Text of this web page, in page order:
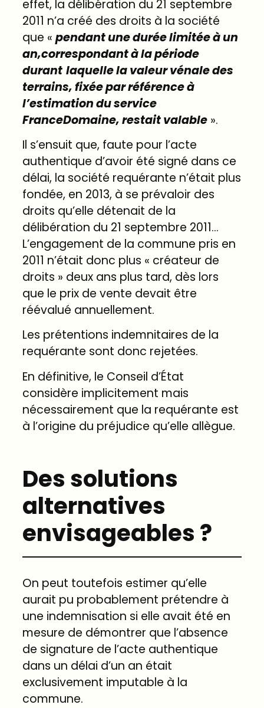
effet, la délibération du 21 septembre
2011 n’a créé des droits à la société
que «pendantuneduréelimitéeàun
an,correspondantàlapériode
durant laquellelavaleurvénaledes
terrains,fixéeparréférenceà
l’estimationduservice
FranceDomaine,restaitvalable ».
Il s’ensuit que, faute pour l’acte
authentique d’avoir été signé dans ce
délai, la société requérante n’était plus
fondée, en 2013, à se prévaloir des
droits qu’elle détenait de la
délibération du 21 septembre 2011…
L’engagement de la commune pris en
2011 n’était donc plus « créateur de
droits » deux ans plus tard, dès lors
que le prix de vente devait être
réévalué annuellement.
Les prétentions indemnitaires de la
requérante sont donc rejetées.
En définitive, le Conseil d’État
considère implicitement mais
nécessairement que la requérante est
à l’origine du préjudice qu’elle allègue.
Des solutions
alternatives
envisageables ?
On peut toutefois estimer qu’elle
aurait pu probablement prétendre à
une indemnisation si elle avait été en
mesure de démontrer que l’absence
de signature de l’acte authentique
dans un délai d’un an était
exclusivement imputable à la
commune.